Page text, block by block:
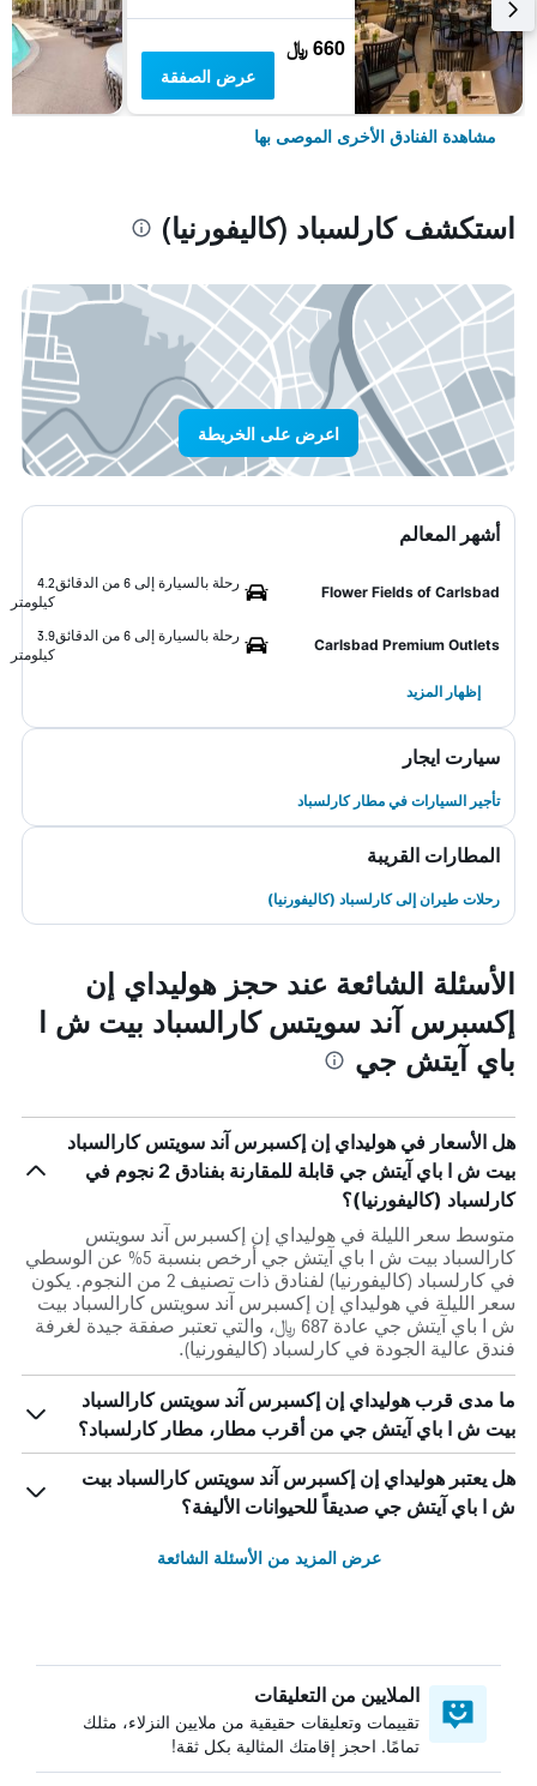
660 ﷼
عرض الصفقة
مشاهدة الفنادق الأخرى الموصى بها
استكشف كارلسباد (كاليفورنيا)
اعرض على الخريطة
أشهر المعالم
Flower Fields of Carlsbad
رحلة بالسيارة إلى 6 من الدقائق
4.2
كيلومتر
Carlsbad Premium Outlets
رحلة بالسيارة إلى 6 من الدقائق
3.9
كيلومتر
إظهار المزيد
سيارت ايجار
تأجير السيارات في مطار كارلسباد
المطارات القريبة
رحلات طيران إلى كارلسباد (كاليفورنيا)
الأسئلة الشائعة عند حجز هوليداي إن
إكسبرس آند سويتس كارالسباد بيت ش ا
باي آيتش جي
هل الأسعار في هوليداي إن إكسبرس آند سويتس كارالسباد
بيت ش ا باي آيتش جي قابلة للمقارنة بفنادق 2 نجوم في
كارلسباد (كاليفورنيا)؟
متوسط سعر الليلة في هوليداي إن إكسبرس آند سويتس
كارالسباد بيت ش ا باي آيتش جي أرخص بنسبة 5% عن الوسطي
في كارلسباد (كاليفورنيا) لفنادق ذات تصنيف 2 من النجوم. يكون
سعر الليلة في هوليداي إن إكسبرس آند سويتس كارالسباد بيت
ش ا باي آيتش جي عادة 687 ﷼، والتي تعتبر صفقة جيدة لغرفة
فندق عالية الجودة في كارلسباد (كاليفورنيا).
ما مدى قرب هوليداي إن إكسبرس آند سويتس كارالسباد
بيت ش ا باي آيتش جي من أقرب مطار، مطار كارلسباد؟
هل يعتبر هوليداي إن إكسبرس آند سويتس كارالسباد بيت
ش ا باي آيتش جي صديقاً للحيوانات الأليفة؟
عرض المزيد من الأسئلة الشائعة
الملايين من التعليقات
تقييمات وتعليقات حقيقية من ملايين النزلاء، مثلك
تمامًا. احجز إقامتك المثالية بكل ثقة!